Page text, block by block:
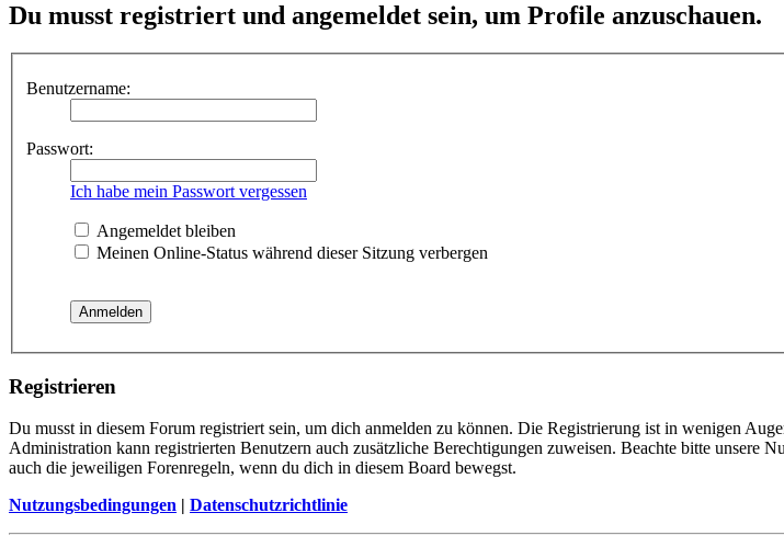
Du musst registriert und angemeldet sein, um Profile anzuschauen.
Benutzername:
Passwort:
Ich habe mein Passwort vergessen
Angemeldet bleiben
Meinen Online-Status während dieser Sitzung verbergen
Registrieren
Du musst in diesem Forum registriert sein, um dich anmelden zu können. Die Registrierung ist in wenigen
Administration kann registrierten Benutzern auch zusätzliche Berechtigungen zuweisen. Beachte bitte unsere
auch die jeweiligen Forenregeln, wenn du dich in diesem Board bewegst.
Nutzungsbedingungen | Datenschutzrichtlinie